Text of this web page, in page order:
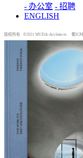
- 办公室 - 招聘
ENGLISH
版权所有 ©2021 MUDA-Architects 蜀ICP